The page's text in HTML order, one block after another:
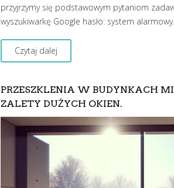
przyjrzymy się podstawowym pytaniom
wyszukiwarkę Google hasło: system alarmowy.
Czytaj dalej
PRZESZKLENIA W BUDYNKACH
ZALETY DUŻYCH OKIEN.